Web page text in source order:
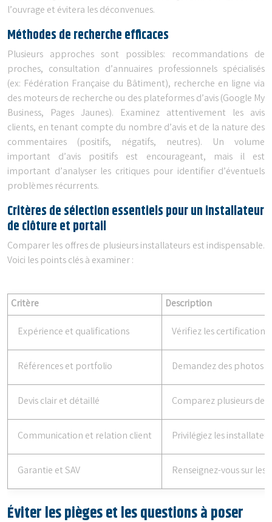
l’ouvrage et évitera les déconvenues.
Méthodes de recherche efficaces
Plusieurs approches sont possibles: recommandations de
proches, consultation d’annuaires professionnels spécialisés
(ex: Fédération Française du Bâtiment), recherche en ligne via
des moteurs de recherche ou des plateformes d’avis (Google My
Business, Pages Jaunes). Examinez attentivement les avis
clients, en tenant compte du nombre d’avis et de la nature des
commentaires (positifs, négatifs, neutres). Un volume
important d’avis positifs est encourageant, mais il est
important d’analyser les critiques pour identifier d’éventuels
problèmes récurrents.
Critères de sélection essentiels pour un installateur
de clôture et portail
Comparer les offres de plusieurs installateurs est indispensable.
Voici les points clés à examiner :
Critère
Description
Expérience et qualifications
Vérifiez les certifications
Références et portfolio Demandez des photos
Devis clair et détaillé Comparez plusieurs
Communication et relation client Privilégiez les
Garantie et SAV Renseignez-vous sur
Éviter les pièges et les questions à poser